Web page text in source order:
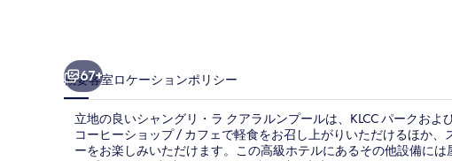
の
写
真
67+
概要客室ロケーションポリシー
立地の良いシャングリ・ラ クアラルンプールは、KLCC パークおよ
コーヒーショップ / カフェで軽食をお召し上がりいただけるほか
ーをお楽しみいただけます。この高級ホテルにあるその他設備に